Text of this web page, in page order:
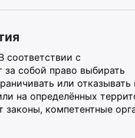
соответствии с
за собой право выбирать
или отказывать
на определённых
законы, компетентные